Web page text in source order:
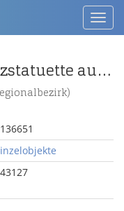
archaische weibliche Sitzstatuette aus Terrakotta